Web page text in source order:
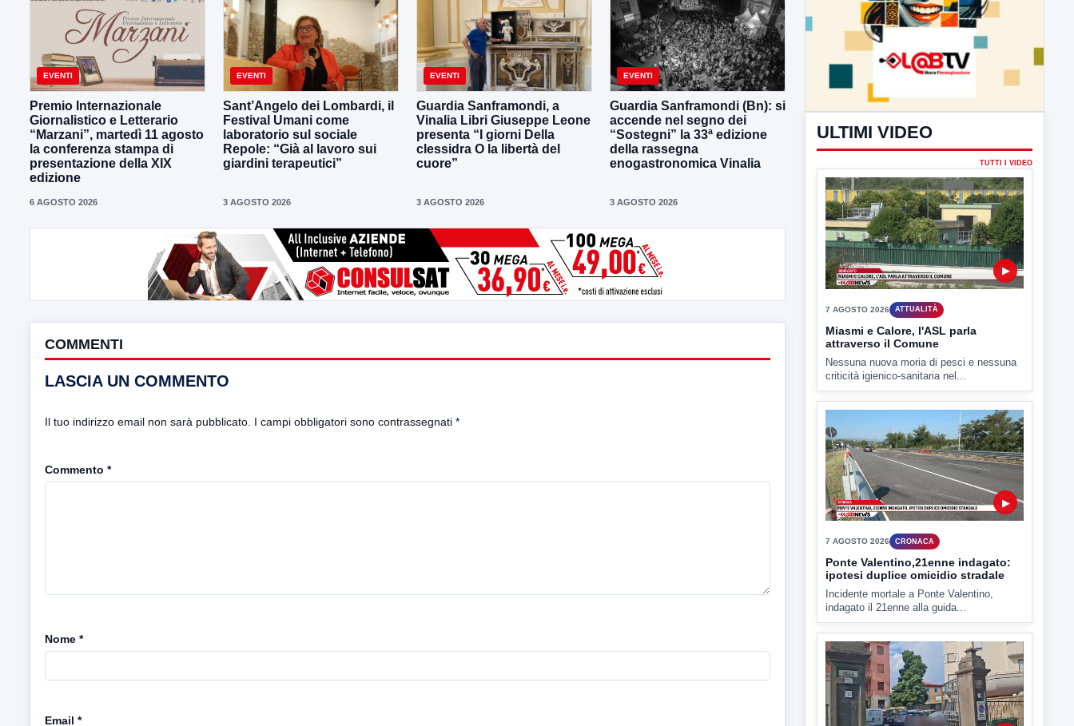
EVENTI
Premio Internazionale
Giornalistico e Letterario
“Marzani”, martedì 11 agosto
la conferenza stampa di
presentazione della XIX
edizione
6 AGOSTO 2026
EVENTI
Sant’Angelo dei Lombardi, il
Festival Umani come
laboratorio sul sociale
Repole: “Già al lavoro sui
giardini terapeutici”
3 AGOSTO 2026
EVENTI
Guardia Sanframondi, a
Vinalia Libri Giuseppe Leone
presenta “I giorni Della
clessidra O la libertà del
cuore”
3 AGOSTO 2026
EVENTI
Guardia Sanframondi (Bn): si
accende nel segno dei
“Sostegni” la 33ª edizione
della rassegna
enogastronomica Vinalia
3 AGOSTO 2026
COMMENTI
LASCIA UN COMMENTO
Il tuo indirizzo email non sarà pubblicato. I campi obbligatori sono contrassegnati *
Commento *
Nome *
Email *
ULTIMI VIDEO
▶
7 AGOSTO 2026 ATTUALITÀ
Miasmi e Calore, l'ASL parla
attraverso il Comune
Nessuna nuova moria di pesci e nessuna
▶
7 AGOSTO 2026 CRONACA